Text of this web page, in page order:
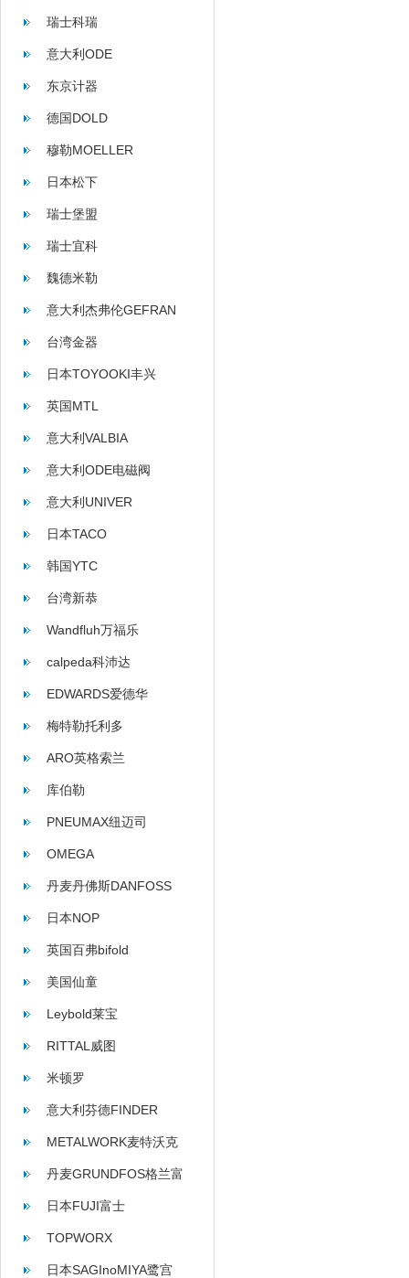
瑞士科瑞
意大利ODE
东京计器
德国DOLD
穆勒MOELLER
日本松下
瑞士堡盟
瑞士宜科
魏德米勒
意大利杰弗伦GEFRAN
台湾金器
日本TOYOOKI丰兴
英国MTL
意大利VALBIA
意大利ODE电磁阀
意大利UNIVER
日本TACO
韩国YTC
台湾新恭
Wandfluh万福乐
calpeda科沛达
EDWARDS爱德华
梅特勒托利多
ARO英格索兰
库伯勒
PNEUMAX纽迈司
OMEGA
丹麦丹佛斯DANFOSS
日本NOP
英国百弗bifold
美国仙童
Leybold莱宝
RITTAL威图
米顿罗
意大利芬德FINDER
METALWORK麦特沃克
丹麦GRUNDFOS格兰富
日本FUJI富士
TOPWORX
日本SAGInoMIYA鹭宫